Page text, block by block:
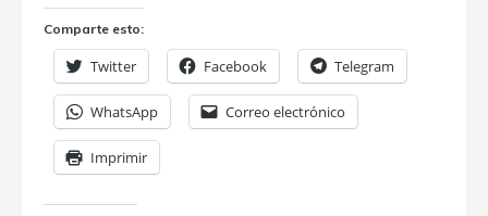
Comparte esto:
Twitter Facebook Telegram
WhatsApp Correo electrónico
Imprimir